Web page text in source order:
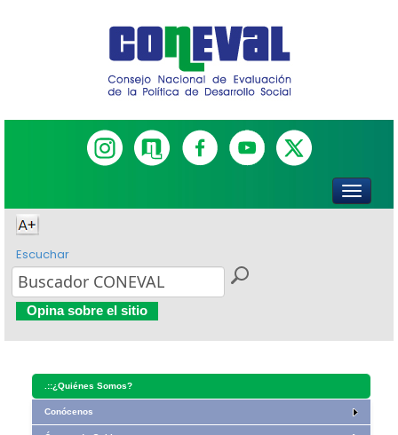
Escuchar
Opina sobre el sitio
.::¿Quiénes Somos?
Conócenos